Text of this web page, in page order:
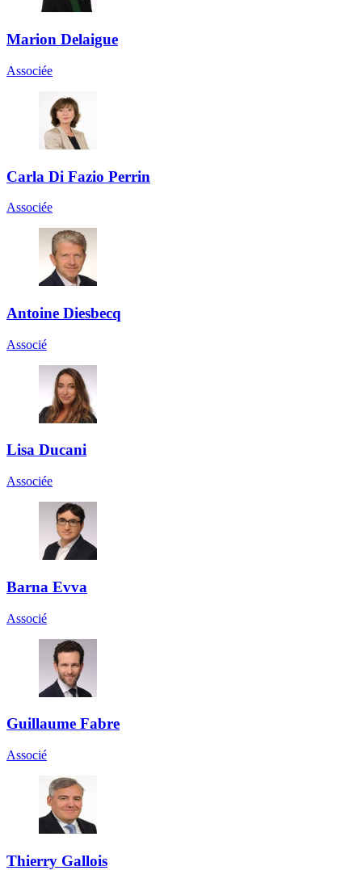
Marion Delaigue
Associée
Carla Di Fazio Perrin
Associée
Antoine Diesbecq
Associé
Lisa Ducani
Associée
Barna Evva
Associé
Guillaume Fabre
Associé
Thierry Gallois